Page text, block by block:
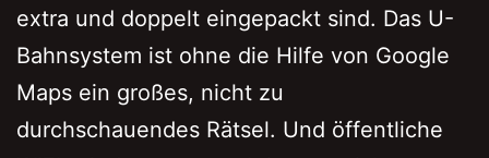
extra und doppelt eingepackt sind. Das U-
Bahnsystem ist ohne die Hilfe von Google
Maps ein großes, nicht zu
durchschauendes Rätsel. Und öffentliche